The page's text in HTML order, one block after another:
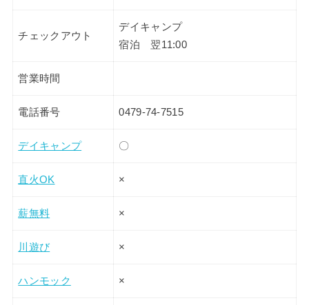
チェックアウト
デイキャンプ
宿泊 翌11:00
営業時間
電話番号 0479-74-7515
デイキャンプ 〇
直火OK ×
薪無料 ×
川遊び ×
ハンモック ×